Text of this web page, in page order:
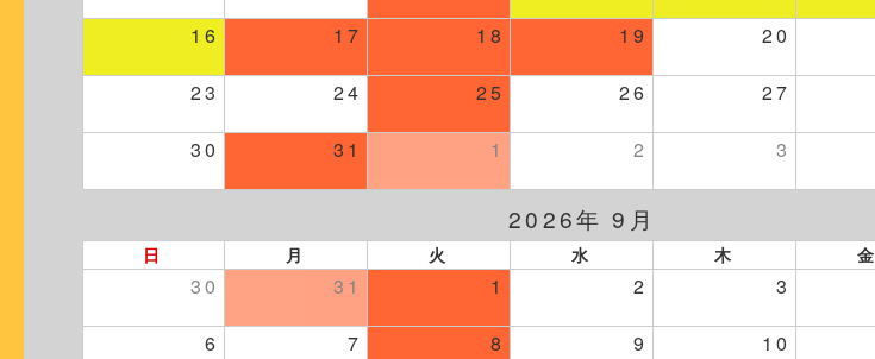
16 17 18 19 20
23 24 25 26 27
30 31 1 2 3
2026年 9月
日 月 火 水 木 金
30 31 1 2 3
6 7 8 9 10